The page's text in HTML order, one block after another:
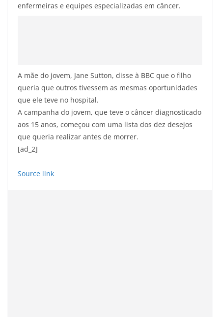
enfermeiras e equipes especializadas em câncer.
A mãe do jovem, Jane Sutton, disse à BBC que o filho
queria que outros tivessem as mesmas oportunidades
que ele teve no hospital.
A campanha do jovem, que teve o câncer diagnosticado
aos 15 anos, começou com uma lista dos dez desejos
que queria realizar antes de morrer.
[ad_2]
Source link